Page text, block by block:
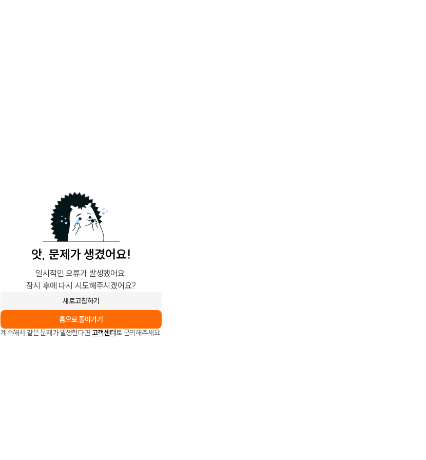
앗, 문제가 생겼어요!
일시적인 오류가 발생했어요.
잠시 후에 다시 시도해주시겠어요?
새로고침하기
홈으로 돌아가기
계속해서 같은 문제가 발생한다면 고객센터로 문의해주세요.